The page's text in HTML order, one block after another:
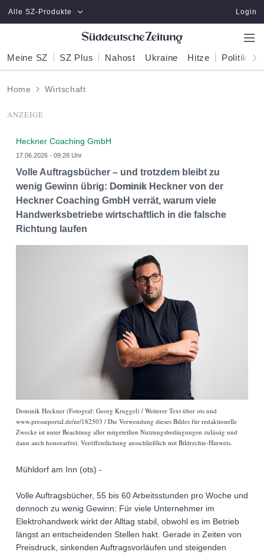
Zum Hauptinhalt springen
Alle SZ-Produkte Login
Meine SZ SZ Plus Nahost Ukraine Hitze Politik
Home Wirtschaft
ANZEIGE
Heckner Coaching GmbH
17.06.2026 - 09:28 Uhr
Volle Auftragsbücher – und trotzdem bleibt zu
wenig Gewinn übrig: Dominik Heckner von der
Heckner Coaching GmbH verrät, warum viele
Handwerksbetriebe wirtschaftlich in die falsche
Richtung laufen
Dominik Heckner (Fotograf: Georg Kruggel) / Weiterer Text über ots und
www.presseportal.de/nr/182503 / Die Verwendung dieses Bildes für redaktionelle
Zwecke ist unter Beachtung aller mitgeteilten Nutzungsbedingungen zulässig und
dann auch honorarfrei. Veröffentlichung ausschließlich mit Bildrechte-Hinweis.
Mühldorf am Inn (ots) -
Volle Auftragsbücher, 55 bis 60 Arbeitsstunden pro Woche und
dennoch zu wenig Gewinn: Für viele Unternehmer im
Elektrohandwerk wirkt der Alltag stabil, obwohl es im Betrieb
längst an entscheidenden Stellen hakt. Gerade in Zeiten von
Preisdruck, sinkenden Auftragsvorläufen und steigenden